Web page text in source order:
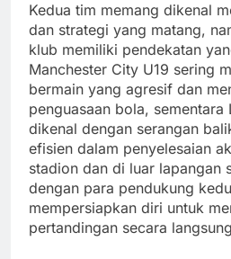
Kedua tim memang dikenal
dan strategi yang matang,
klub memiliki pendekatan
Manchester City U19 sering
bermain yang agresif dan
penguasaan bola, sementara
dikenal dengan serangan
efisien dalam penyelesaian
stadion dan di luar lapangan
dengan para pendukung
mempersiapkan diri untuk
pertandingan secara